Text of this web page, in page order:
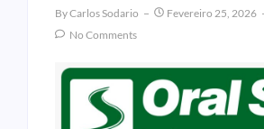
ByCarlos Sodario
Fevereiro 25, 2026
No Comments